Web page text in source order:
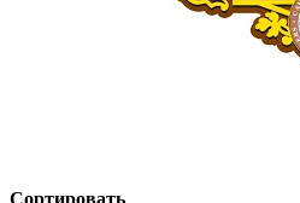
Сортировать